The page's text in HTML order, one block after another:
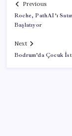
Previous
Roche, PathAI’ı
Başlatıyor
Next
Bodrum’da Çocuk